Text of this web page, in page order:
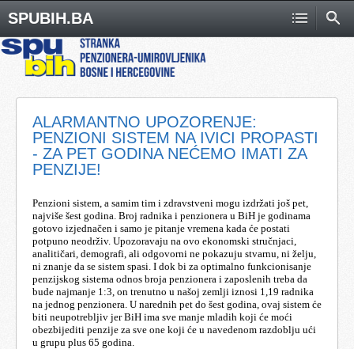
SPUBIH.BA
ALARMANTNO UPOZORENJE:
PENZIONI SISTEM NA IVICI PROPASTI
- ZA PET GODINA NEĆEMO IMATI ZA
PENZIJE!
Penzioni sistem, a samim tim i zdravstveni mogu izdržati još pet,
najviše šest godina. Broj radnika i penzionera u BiH je godinama
gotovo izjednačen i samo je pitanje vremena kada će postati
potpuno neodrživ. Upozoravaju na ovo ekonomski stručnjaci,
analitičari, demografi, ali odgovorni ne pokazuju stvarnu, ni želju,
ni znanje da se sistem spasi. I dok bi za optimalno funkcionisanje
penzijskog sistema odnos broja penzionera i zaposlenih treba da
bude najmanje 1:3, on trenutno u našoj zemlji iznosi 1,19 radnika
na jednog penzionera. U narednih pet do šest godina, ovaj sistem će
biti neupotrebljiv jer BiH ima sve manje mladih koji će moći
obezbijediti penzije za sve one koji će u navedenom razdoblju ući
u grupu plus 65 godina.